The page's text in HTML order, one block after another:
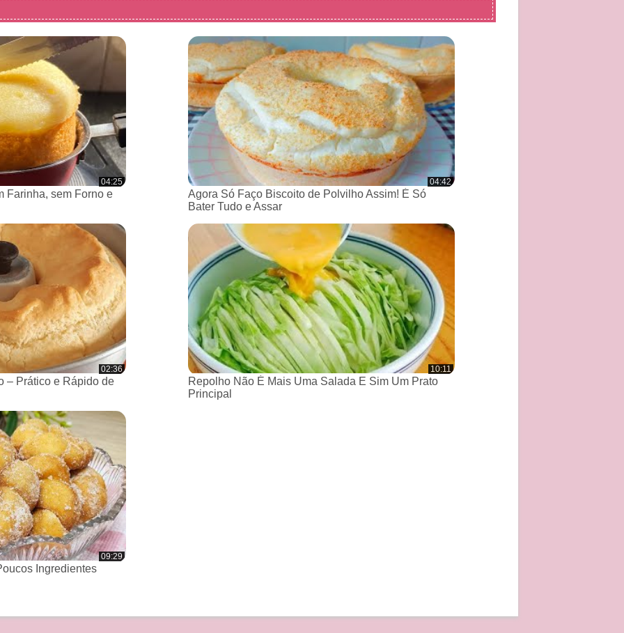
04:25
Farinha, sem Forno e
04:42
Agora Só Faço Biscoito de Polvilho Assim! É Só
Bater Tudo e Assar
02:36
– Prático e Rápido de
10:11
Repolho Não É Mais Uma Salada E Sim Um Prato
Principal
09:29
Ingredientes